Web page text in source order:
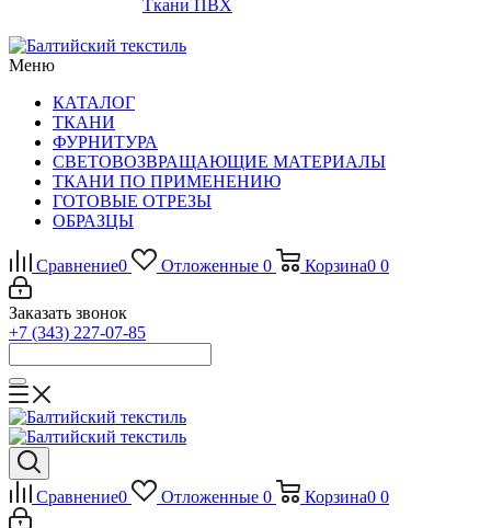
Ткани ПВХ
Меню
КАТАЛОГ
ТКАНИ
ФУРНИТУРА
СВЕТОВОЗВРАЩАЮЩИЕ МАТЕРИАЛЫ
ТКАНИ ПО ПРИМЕНЕНИЮ
ГОТОВЫЕ ОТРЕЗЫ
ОБРАЗЦЫ
Сравнение0 Отложенные 0 Корзина0 0
Заказать звонок
+7 (343) 227-07-85
Сравнение0 Отложенные 0 Корзина0 0